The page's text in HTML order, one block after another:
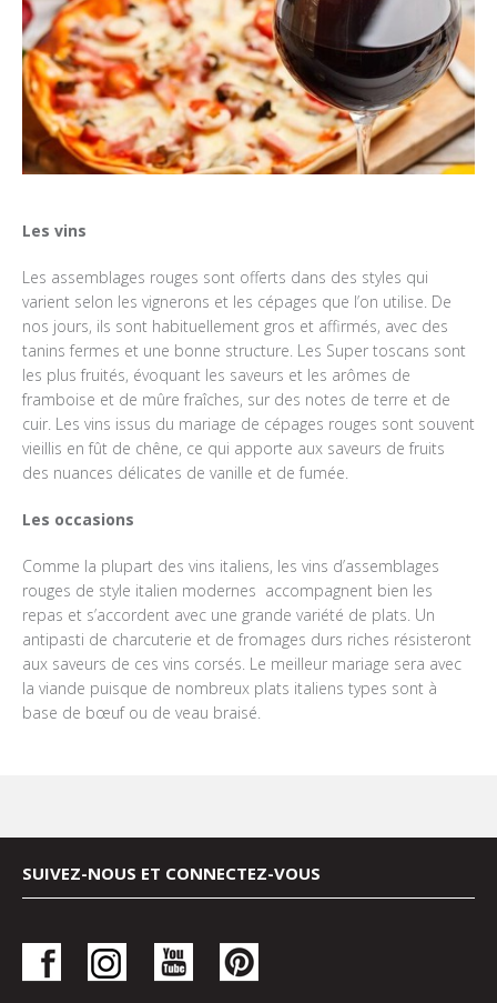
Les vins
Les assemblages rouges sont offerts dans des styles qui
varient selon les vignerons et les cépages que l’on utilise. De
nos jours, ils sont habituellement gros et affirmés, avec des
tanins fermes et une bonne structure. Les Super toscans sont
les plus fruités, évoquant les saveurs et les arômes de
framboise et de mûre fraîches, sur des notes de terre et de
cuir. Les vins issus du mariage de cépages rouges sont souvent
vieillis en fût de chêne, ce qui apporte aux saveurs de fruits
des nuances délicates de vanille et de fumée.
Les occasions
Comme la plupart des vins italiens, les vins d’assemblages
rouges de style italien modernes accompagnent bien les
repas et s’accordent avec une grande variété de plats. Un
antipasti de charcuterie et de fromages durs riches résisteront
aux saveurs de ces vins corsés. Le meilleur mariage sera avec
la viande puisque de nombreux plats italiens types sont à
base de bœuf ou de veau braisé.
SUIVEZ-NOUS ET CONNECTEZ-VOUS